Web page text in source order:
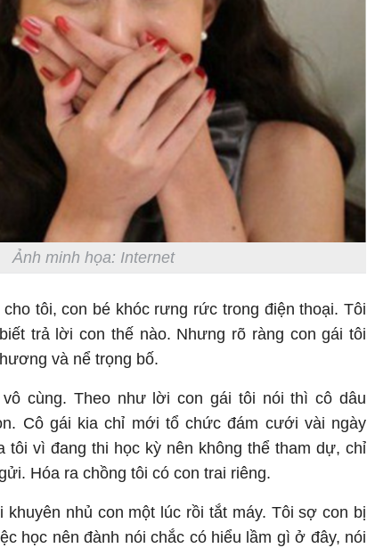
Ảnh minh họa: Internet
tôi, con bé khóc rưng rức trong điện thoại. Tôi
trả lời con thế nào. Nhưng rõ ràng con gái tôi
và nể trọng bố.
cùng. Theo như lời con gái tôi nói thì cô dâu
Cô gái kia chỉ mới tổ chức đám cưới vài ngày
tôi vì đang thi học kỳ nên không thể tham dự, chỉ
Hóa ra chồng tôi có con trai riêng.
nhủ con một lúc rồi tắt máy. Tôi sợ con bị
học nên đành nói chắc có hiểu lầm gì ở đây, nói